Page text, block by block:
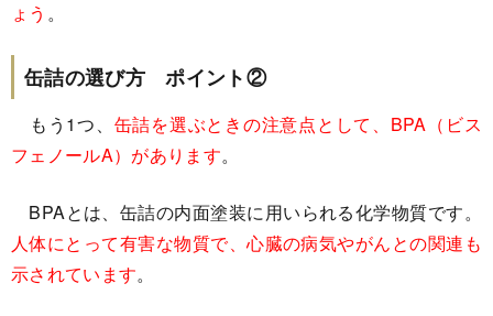
ょう 。
缶詰の選び方 ポイント②
もう1つ、 缶詰を選ぶときの注意点として、BPA（ビス
フェノールA）があります。
BPAとは、缶詰の内面塗装に用いられる化学物質です。
人体にとって有害な物質で、心臓の病気やがんとの関連も
示されています。